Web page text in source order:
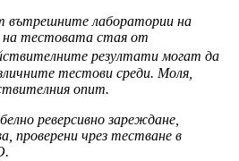
вътрешните лаборатории на
тестовата стая от
резултати могат да
тестови среди. Моля,
опит.
реверсивно зареждане,
проверени чрез тестване в